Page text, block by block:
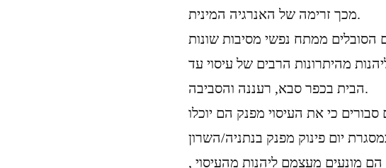
מכך זרימה של האנרגיה המינית.
הסובלים ממתח נפשי מסיבות שונות
מהיתרונות הרבים של עיסוי עד
הבית בכפר סבא, רעננה והסביבה.
כי את העיסוי מפנק הם יוכלו
יום פינוק מפנק בנתניה/השרון
, הם מונעים מעצמם ליהנות מהעיסוי